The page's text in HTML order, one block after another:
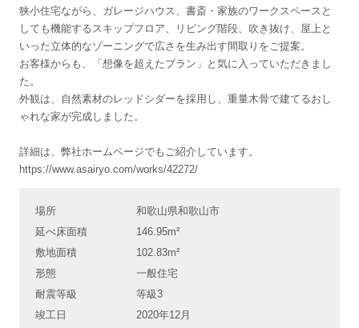
狭小住宅ながら、ガレージハウス、書斎・家族のワークスペースと
しても機能するスキップフロア、リビング階段、吹き抜け、屋上と
いった立体的なゾーニングで広さを生み出す間取りをご提案。
お客様からも、「想像を超えたプラン」と気に入っていただきまし
た。
外観は、自然素材のレッドシダーを採用し、重量木骨で建てるおし
ゃれな家が完成しました。
詳細は、弊社ホームページでもご紹介しています。
https://www.asairyo.com/works/42272/
場所
和歌山県和歌山市
延べ床面積
146.95m²
敷地面積
102.83m²
形態
一般住宅
耐震等級
等級3
竣工日
2020年12月